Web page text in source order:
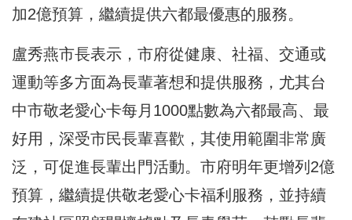
加2億預算，繼續提供六都最優惠的服務。
盧秀燕市長表示，市府從健康、社福、交通或
運動等多方面為長輩著想和提供服務，尤其台
中市敬老愛心卡每月1000點數為六都最高、最
好用，深受市民長輩喜歡，其使用範圍非常廣
泛，可促進長輩出門活動。市府明年更增列2億
預算，繼續提供敬老愛心卡福利服務，並持續